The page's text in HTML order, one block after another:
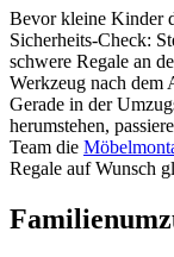
Bevor kleine Kinder
Sicherheits-Check:
schwere Regale an
Werkzeug nach dem
Gerade in der
herumstehen,
Team die
Regale auf Wunsch